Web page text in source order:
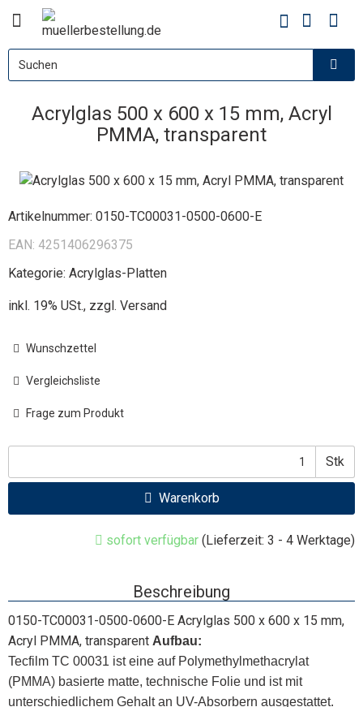
Acrylglas 500 x 600 x 15 mm, Acryl
PMMA, transparent
Artikelnummer: 0150-TC00031-0500-0600-E
EAN: 4251406296375
Kategorie: Acrylglas-Platten
inkl. 19% USt., zzgl. Versand
Wunschzettel
Vergleichsliste
Frage zum Produkt
Stk
Warenkorb
sofort verfügbar (Lieferzeit: 3 - 4 Werktage)
Beschreibung
0150-TC00031-0500-0600-E Acrylglas 500 x 600 x 15 mm,
Acryl PMMA, transparent Aufbau:
Tecfilm TC 00031 ist eine auf Polymethylmethacrylat
(PMMA) basierte matte, technische Folie und ist mit
unterschiedlichem Gehalt an UV-Absorbern ausgestattet.